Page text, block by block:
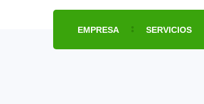
EMPRESA SERVICIOS